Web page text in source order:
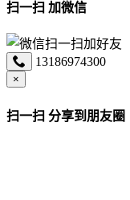
扫一扫 加微信
13186974300
×
扫一扫 分享到朋友圈